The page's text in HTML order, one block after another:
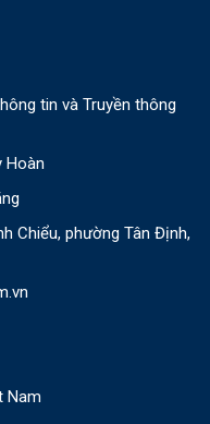
tin và Truyền thông
Hoàn
Chiểu, phường Tân Định,
Nam